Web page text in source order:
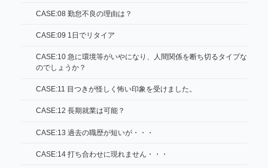
CASE:08 勤怠不良の理由は？
CASE:09 1日でリタイア
CASE:10 急に環境等がいやになり、人間関係を断ち切るタイプな
のでしょうか？
CASE:11 目つきが怪しく怖い印象を受けました。
CASE:12 長期就業は可能？
CASE:13 過去の職歴が短いが・・・
CASE:14 打ち合わせに現れません・・・